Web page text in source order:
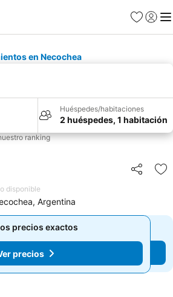
Favoritos
Iniciar
en Necochea
Huéspedes/habitaciones
2 huéspedes, 1 habitación
ranking
Compartir
disponible
Argentina
precios exactos
Ver precios
precios exactos
precios